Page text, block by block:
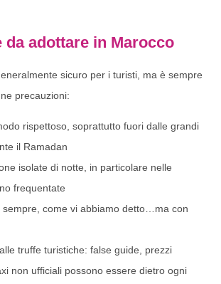
da adottare in Marocco
sicuro per i turisti, ma è sempre
precauzioni:
rispettoso, soprattutto fuori dalle grandi
il Ramadan
isolate di notte, in particolare nelle
frequentate
sempre, come vi abbiamo detto…ma con
truffe turistiche: false guide, prezzi
non ufficiali possono essere dietro ogni